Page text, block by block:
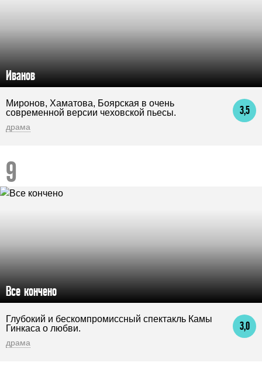
Иванов
3,5
Миронов, Хаматова, Боярская в очень
современной версии чеховской пьесы.
драма
Все кончено
3,0
Глубокий и бескомпромиссный спектакль Камы
Гинкаса о любви.
драма